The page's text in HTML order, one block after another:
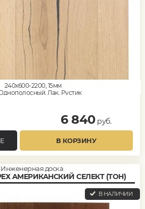
240x600-2200, 15мм
Лак, Рустик
6 840руб.
В КОРЗИНУ
Инженерная доска
АМЕРИКАНСКИЙ СЕЛЕКТ (ТОН)
В НАЛИЧИИ